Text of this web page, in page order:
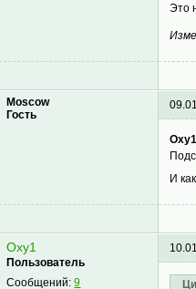
Это
Moscow
Гость
И
Oxy1
Пользователь
Сообщений:9